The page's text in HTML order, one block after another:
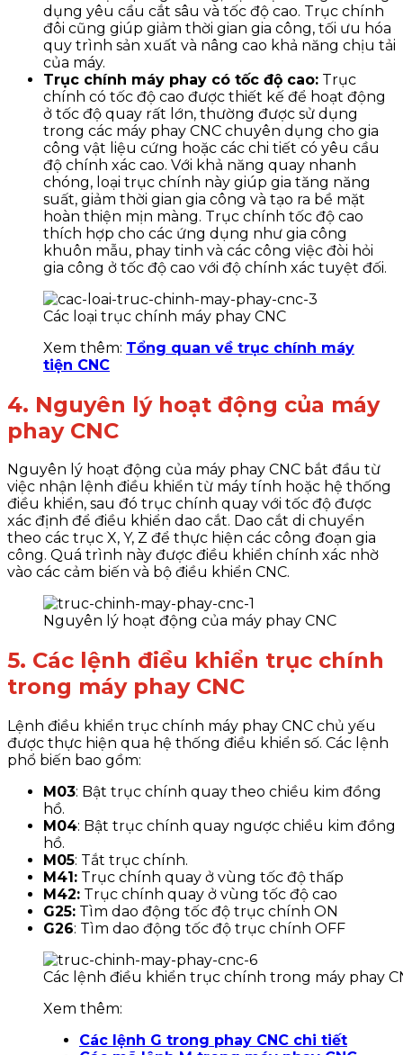
dụng yêu cầu cắt sâu và tốc độ cao. Trục chính
đôi cũng giúp giảm thời gian gia công, tối ưu hóa
quy trình sản xuất và nâng cao khả năng chịu tải
của máy.
Trục chính máy phay có tốc độ cao: Trục
chính có tốc độ cao được thiết kế để hoạt động
ở tốc độ quay rất lớn, thường được sử dụng
trong các máy phay CNC chuyên dụng cho gia
công vật liệu cứng hoặc các chi tiết có yêu cầu
độ chính xác cao. Với khả năng quay nhanh
chóng, loại trục chính này giúp gia tăng năng
suất, giảm thời gian gia công và tạo ra bề mặt
hoàn thiện mịn màng. Trục chính tốc độ cao
thích hợp cho các ứng dụng như gia công
khuôn mẫu, phay tinh và các công việc đòi hỏi
gia công ở tốc độ cao với độ chính xác tuyệt đối.
Các loại trục chính máy phay CNC
Xem thêm: Tổng quan về trục chính máy
tiện CNC
4. Nguyên lý hoạt động của máy
phay CNC
Nguyên lý hoạt động của máy phay CNC bắt đầu từ
việc nhận lệnh điều khiển từ máy tính hoặc hệ thống
điều khiển, sau đó trục chính quay với tốc độ được
xác định để điều khiển dao cắt. Dao cắt di chuyển
theo các trục X, Y, Z để thực hiện các công đoạn gia
công. Quá trình này được điều khiển chính xác nhờ
vào các cảm biến và bộ điều khiển CNC.
Nguyên lý hoạt động của máy phay CNC
5. Các lệnh điều khiển trục chính
trong máy phay CNC
Lệnh điều khiển trục chính máy phay CNC chủ yếu
được thực hiện qua hệ thống điều khiển số. Các lệnh
phổ biến bao gồm:
M03: Bật trục chính quay theo chiều kim đồng
hồ.
M04: Bật trục chính quay ngược chiều kim đồng
hồ.
M05: Tắt trục chính.
M41: Trục chính quay ở vùng tốc độ thấp
M42: Trục chính quay ở vùng tốc độ cao
G25: Tìm dao động tốc độ trục chính ON
G26: Tìm dao động tốc độ trục chính OFF
Các lệnh điều khiển trục chính trong máy phay
Xem thêm:
Các lệnh G trong phay CNC chi tiết